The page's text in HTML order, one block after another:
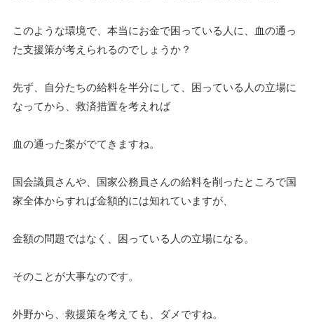
このような環境で、本当にお金で困っている人に、血の通っ
た支援策が考えられるのでしょうか？
先ず、自分たちの給料を半分にして、困っている人の立場に
なってから、救済措置を考えれば
血の通った案がでてきますね。
国会議員さんや、国家公務員さんの給料を削ったところで国
家全体からすれば金額的には知れていますが、
金額の問題ではなく、困っている人の立場になる。
そのことが大事なのです。
外野から、救援策を考えても、ダメですね。